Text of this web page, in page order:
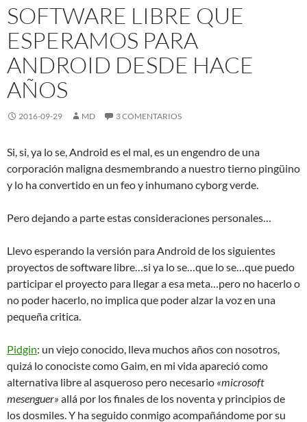
SOFTWARE LIBRE QUE
ESPERAMOS PARA
ANDROID DESDE HACE
AÑOS
2016-09-29 MD 3 COMENTARIOS
Si, si, ya lo se, Android es el mal, es un engendro de una
corporación maligna desmembrando a nuestro tierno pingüino
y lo ha convertido en un feo y inhumano cyborg verde.
Pero dejando a parte estas consideraciones personales…
Llevo esperando la versión para Android de los siguientes
proyectos de software libre…si ya lo se…que lo se…que puedo
participar el proyecto para llegar a esa meta…pero no hacerlo o
no poder hacerlo, no implica que poder alzar la voz en una
pequeña critica.
Pidgin: un viejo conocido, lleva muchos años con nosotros,
quizá lo conociste como Gaim, en mi vida apareció como
alternativa libre al asqueroso pero necesario «microsoft
mesenguer» allá por los finales de los noventa y principios de
los dosmiles. Y ha seguido conmigo acompañándome por su